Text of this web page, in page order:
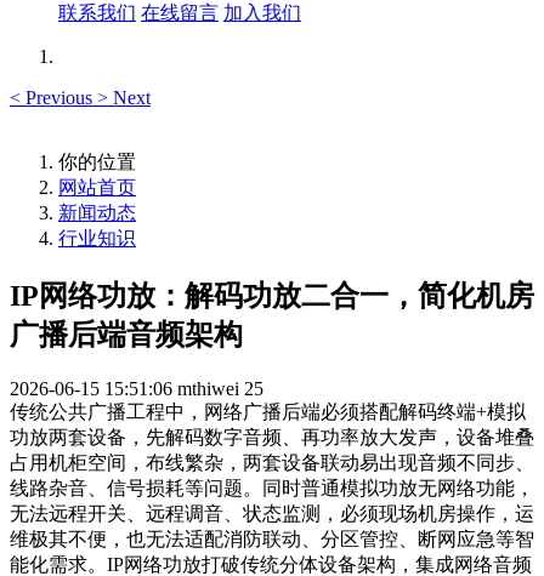
联系我们 在线留言 加入我们
< Previous > Next
你的位置
网站首页
新闻动态
行业知识
IP网络功放：解码功放二合一，简化机房
广播后端音频架构
2026-06-15 15:51:06 mthiwei 25
传统公共广播工程中，网络广播后端必须搭配解码终端+模拟
功放两套设备，先解码数字音频、再功率放大发声，设备堆叠
占用机柜空间，布线繁杂，两套设备联动易出现音频不同步、
线路杂音、信号损耗等问题。同时普通模拟功放无网络功能，
无法远程开关、远程调音、状态监测，必须现场机房操作，运
维极其不便，也无法适配消防联动、分区管控、断网应急等智
能化需求。IP网络功放打破传统分体设备架构，集成网络音频